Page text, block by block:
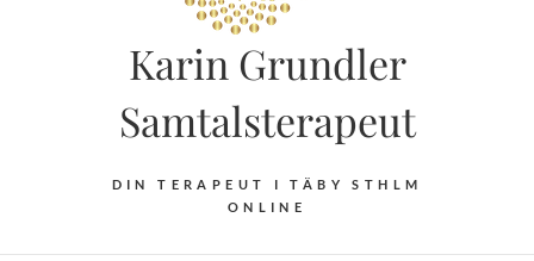
Karin Grundler
Samtalsterapeut
DIN TERAPEUT I TÄBY STHLM
ONLINE